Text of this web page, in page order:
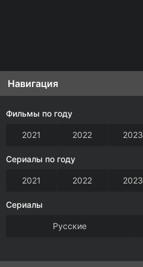
Навигация
Фильмы по году
2021 2022 2023
Сериалы по году
2021 2022 2023
Сериалы
Русские